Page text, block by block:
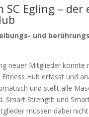
SC Egling – der
und
neuer Mitglieder könnte
Hub erfasst und
und stellt alle
Smart Strength und
müssen dabei